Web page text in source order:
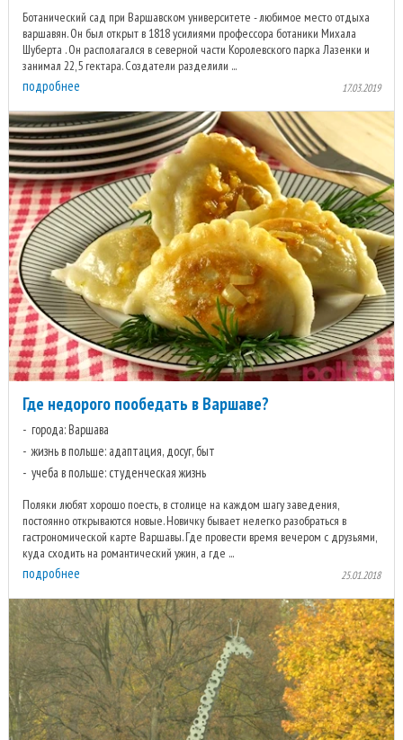
Ботанический сад при Варшавском университете - любимое место отдыха
варшавян. Он был открыт в 1818 усилиями профессора ботаники Михала
Шуберта . Он располагался в северной части Королевского парка Лазенки и
занимал 22,5 гектара. Создатели разделили ...
подробнее 17.03.2019
Где недорого пообедать в Варшаве?
города: Варшава
жизнь в польше: адаптация, досуг, быт
учеба в польше: студенческая жизнь
Поляки любят хорошо поесть, в столице на каждом шагу заведения,
постоянно открываются новые. Новичку бывает нелегко разобраться в
гастрономической карте Варшавы. Где провести время вечером с друзьями,
куда сходить на романтический ужин, а где ...
подробнее 25.01.2018